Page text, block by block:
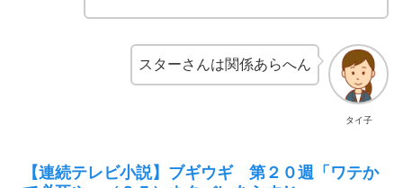
タイ子
スターさんは関係あらへん
【連続テレビ小説】ブギウギ 第２０週「ワテか